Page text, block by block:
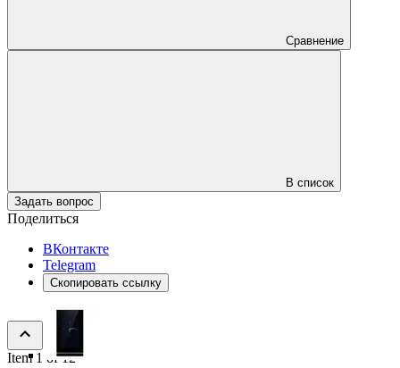
Сравнение
В список
Задать вопрос
Поделиться
ВКонтакте
Telegram
Скопировать ссылку
Item 1 of 12